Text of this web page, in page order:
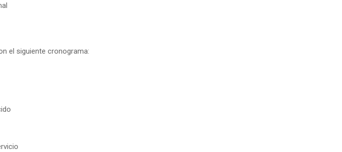
el siguiente cronograma: